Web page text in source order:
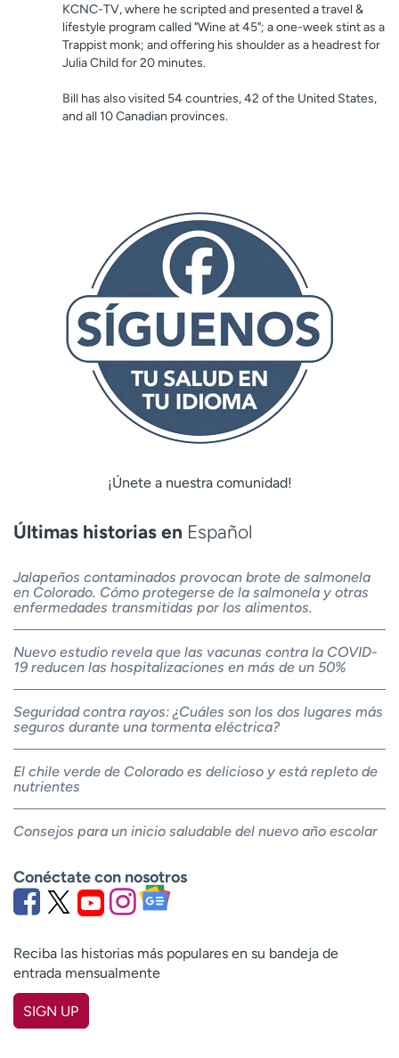
KCNC-TV, where he scripted and presented a travel &
lifestyle program called "Wine at 45"; a one-week stint as a
Trappist monk; and offering his shoulder as a headrest for
Julia Child for 20 minutes.
Bill has also visited 54 countries, 42 of the United States,
and all 10 Canadian provinces.
¡Únete a nuestra comunidad!
Últimas historias en Español
Jalapeños contaminados provocan brote de salmonela
en Colorado. Cómo protegerse de la salmonela y otras
enfermedades transmitidas por los alimentos.
Nuevo estudio revela que las vacunas contra la COVID-
19 reducen las hospitalizaciones en más de un 50%
Seguridad contra rayos: ¿Cuáles son los dos lugares más
seguros durante una tormenta eléctrica?
El chile verde de Colorado es delicioso y está repleto de
nutrientes
Consejos para un inicio saludable del nuevo año escolar
Conéctate con nosotros
Reciba las historias más populares en su bandeja de
entrada mensualmente
SIGN UP